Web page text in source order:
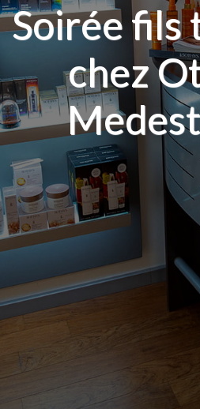
Soirée fils
chez